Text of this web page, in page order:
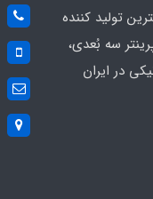
تولید کننده
سه بُعدی،
در ایران